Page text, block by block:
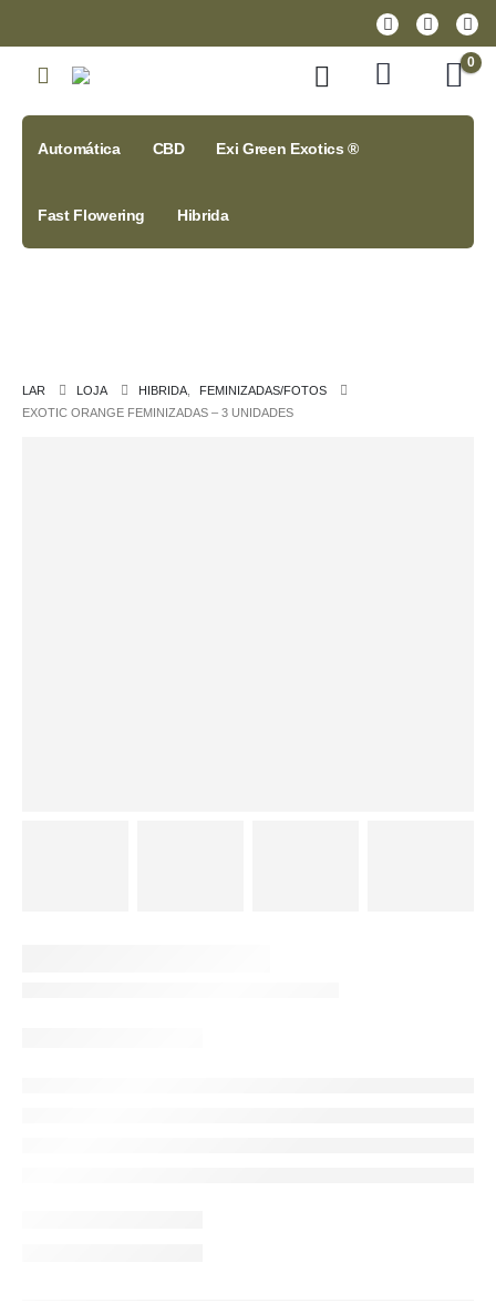
0
Automática CBD Exi Green Exotics ®
Fast Flowering Hibrida
LAR LOJA HIBRIDA
FEMINIZADAS/FOTOS
EXOTIC ORANGE FEMINIZADAS – 3 UNIDADES